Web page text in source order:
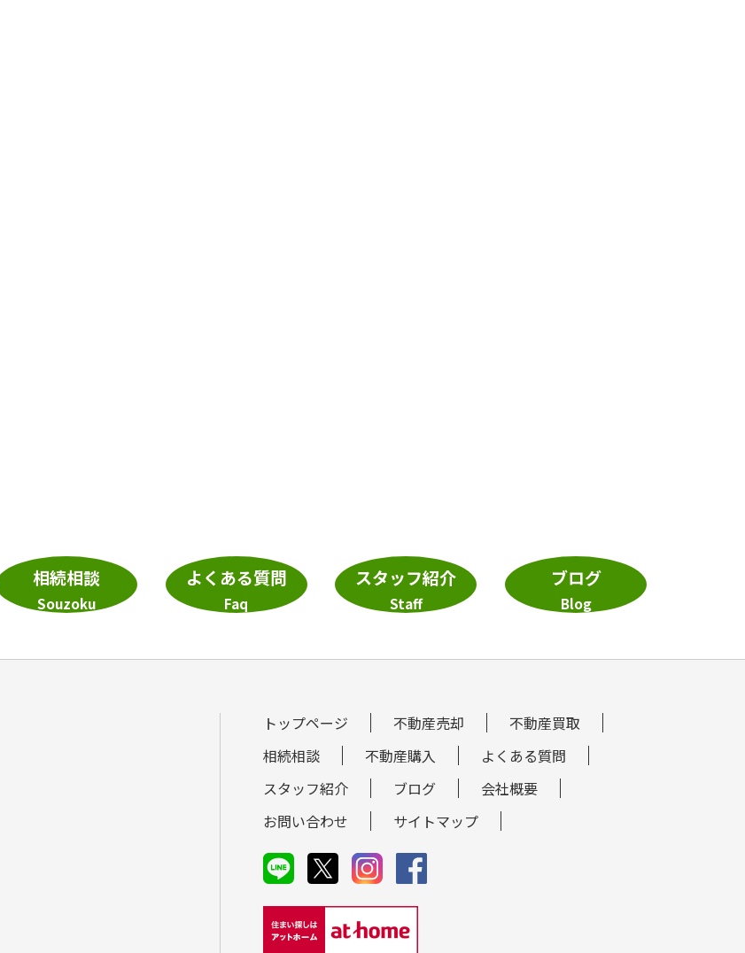
相続相談
Souzoku
よくある質問
Faq
スタッフ紹介
Staff
ブログ
Blog
トップページ 不動産売却
不動産買取
相続相談
不動産購入
よくある質問
スタッフ紹介
ブログ
会社概要
お問い合わせ
サイトマップ